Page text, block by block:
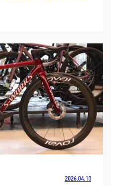
2026.04.10